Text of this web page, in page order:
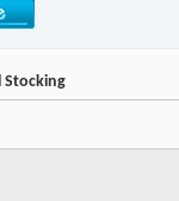
Stocking